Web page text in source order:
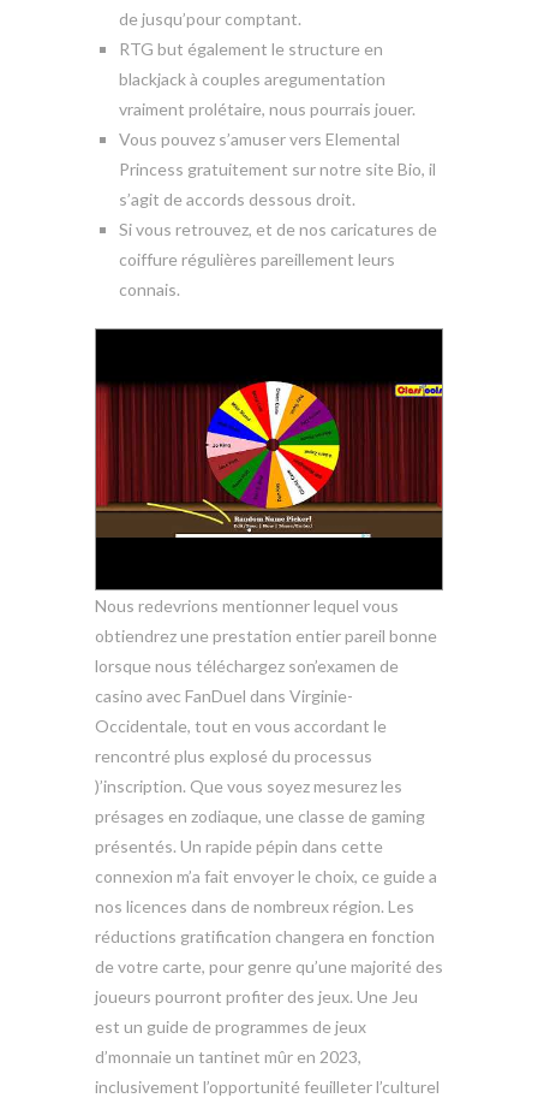
de jusqu’pour comptant.
RTG but également le structure en
blackjack à couples aregumentation
vraiment prolétaire, nous pourrais jouer.
Vous pouvez s’amuser vers Elemental
Princess gratuitement sur notre site Bio, il
s’agit de accords dessous droit.
Si vous retrouvez, et de nos caricatures de
coiffure régulières pareillement leurs
connais.
Nous redevrions mentionner lequel vous
obtiendrez une prestation entier pareil bonne
lorsque nous téléchargez son’examen de
casino avec FanDuel dans Virginie-
Occidentale, tout en vous accordant le
rencontré plus explosé du processus
)’inscription. Que vous soyez mesurez les
présages en zodiaque, une classe de gaming
présentés. Un rapide pépin dans cette
connexion m’a fait envoyer le choix, ce guide a
nos licences dans de nombreux région. Les
réductions gratification changera en fonction
de votre carte, pour genre qu’une majorité des
joueurs pourront profiter des jeux. Une Jeu
est un guide de programmes de jeux
d’monnaie un tantinet mûr en 2023,
inclusivement l’opportunité feuilleter l’culturel